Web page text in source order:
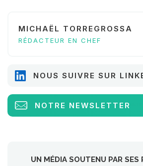
MICHAËL TORREGROSSA
RÉDACTEUR EN CHEF
NOUS SUIVRE SUR
NOTRE NEWSLETTER
UN MÉDIA SOUTENU PAR SES